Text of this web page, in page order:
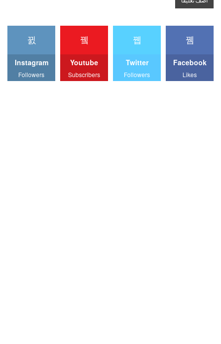
Facebook
Likes
Twitter
Followers
Youtube
Subscribers
Instagram
Followers